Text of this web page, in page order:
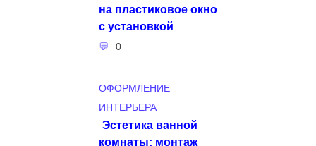
на пластиковое окно
с установкой
0
ОФОРМЛЕНИЕ
ИНТЕРЬЕРА
Эстетика ванной
комнаты: монтаж